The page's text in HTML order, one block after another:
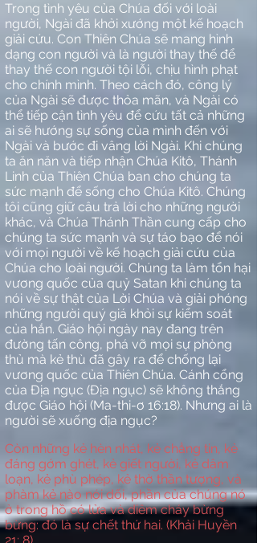
Trong tình yêu của Chúa đối với loài
người, Ngài đã khởi xướng một kế hoạch
giải cứu. Con Thiên Chúa sẽ mang hình
dạng con người và là người thay thế để
thay thế con người tội lỗi, chịu hình phạt
cho chính mình. Theo cách đó, công lý
của Ngài sẽ được thỏa mãn, và Ngài có
thể tiếp cận tình yêu để cứu tất cả những
ai sẽ hướng sự sống của mình đến với
Ngài và bước đi vâng lời Ngài. Khi chúng
ta ăn năn và tiếp nhận Chúa Kitô, Thánh
Linh của Thiên Chúa ban cho chúng ta
sức mạnh để sống cho Chúa Kitô. Chúng
tôi cũng giữ câu trả lời cho những người
khác, và Chúa Thánh Thần cung cấp cho
chúng ta sức mạnh và sự táo bạo để nói
với mọi người về kế hoạch giải cứu của
Chúa cho loài người. Chúng ta làm tổn hại
vương quốc của quỷ Satan khi chúng ta
nói về sự thật của Lời Chúa và giải phóng
những người quý giá khỏi sự kiểm soát
của hắn. Giáo hội ngày nay đang trên
đường tấn công, phá vỡ mọi sự phòng
thủ mà kẻ thù đã gây ra để chống lại
vương quốc của Thiên Chúa. Cánh cổng
của Địa ngục (Địa ngục) sẽ không thắng
được Giáo hội (Ma-thi-ơ 16:18). Nhưng ai là
người sẽ xuống địa ngục?
Còn những kẻ hèn nhát, kẻ chẳng tin, kẻ
đáng gớm ghét, kẻ giết người, kẻ dâm
loạn, kẻ phù phép, kẻ thờ thần tượng, và
phàm kẻ nào nói dối, phần của chúng nó
ở trong hồ có lửa và diêm cháy bừng
bừng: đó là sự chết thứ hai. (Khải Huyền